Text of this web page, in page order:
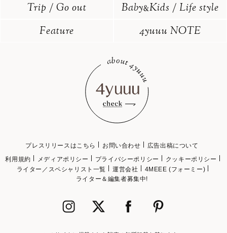
Trip / Go out
Baby&Kids / Life style
Feature
4yuuu NOTE
プレスリリースはこちら お問い合わせ
広告出稿について
利用規約
メディアポリシー プライバシーポリシー
クッキーポリシー
ライター／スペシャリスト一覧
運営会社
4MEEE (フォーミー)
ライター＆編集者募集中!